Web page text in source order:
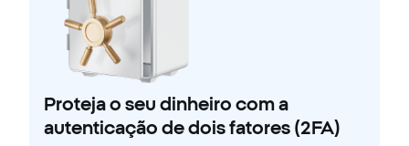
Proteja o seu dinheiro com a
autenticação de dois fatores (2FA)